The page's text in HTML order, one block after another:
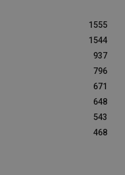
1555
1544
937
796
671
648
543
468